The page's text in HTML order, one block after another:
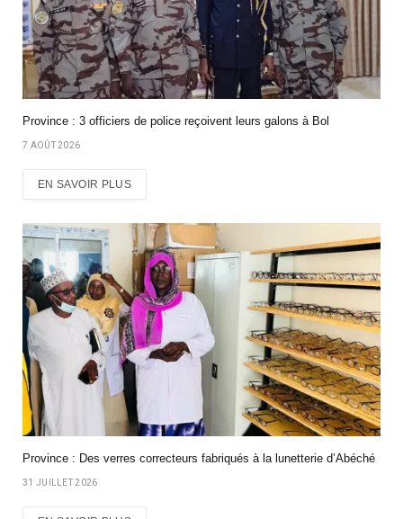
Province : 3 officiers de police reçoivent leurs galons à Bol
7 AOÛT 2026
EN SAVOIR PLUS
Province : Des verres correcteurs fabriqués à la lunetterie d’Abéché
31 JUILLET 2026